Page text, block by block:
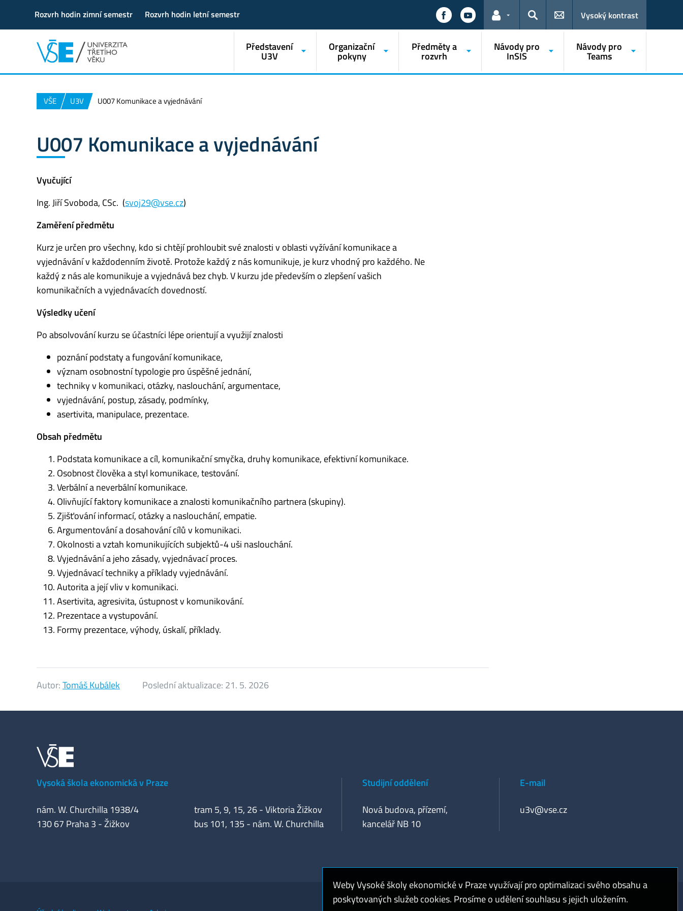
Rozvrh hodin zimní semestr Rozvrh hodin letní semestr
Odkazy pro uživatele
Hledat
Vysoký kontrast
Představení
U3V
Organizační
pokyny
Předměty a
rozvrh
Návody pro
InSIS
Návody pro
Teams
VŠE U3V U007 Komunikace a vyjednávání
U007 Komunikace a vyjednávání
Vyučující
Ing. Jiří Svoboda, CSc. (svoj29@vse.cz)
Zaměření předmětu
Kurz je určen pro všechny, kdo si chtějí prohloubit své znalosti v oblasti vyžívání komunikace a
vyjednávání v každodenním životě. Protože každý z nás komunikuje, je kurz vhodný pro každého. Ne
každý z nás ale komunikuje a vyjednává bez chyb. V kurzu jde především o zlepšení vašich
komunikačních a vyjednávacích dovedností.
Výsledky učení
Po absolvování kurzu se účastníci lépe orientují a využijí znalosti
poznání podstaty a fungování komunikace,
význam osobnostní typologie pro úspěšné jednání,
techniky v komunikaci, otázky, naslouchání, argumentace,
vyjednávání, postup, zásady, podmínky,
asertivita, manipulace, prezentace.
Obsah předmětu
Podstata komunikace a cíl, komunikační smyčka, druhy komunikace, efektivní komunikace.
Osobnost člověka a styl komunikace, testování.
Verbální a neverbální komunikace.
Olivňující faktory komunikace a znalosti komunikačního partnera (skupiny).
Zjišťování informací, otázky a naslouchání, empatie.
Argumentování a dosahování cílů v komunikaci.
Okolnosti a vztah komunikujících subjektů-4 uši naslouchání.
Vyjednávání a jeho zásady, vyjednávací proces.
Vyjednávací techniky a příklady vyjednávání.
Autorita a její vliv v komunikaci.
Asertivita, agresivita, ústupnost v komunikování.
Prezentace a vystupování.
Formy prezentace, výhody, úskalí, příklady.
Autor:Tomáš Kubálek Poslední aktualizace: 21. 5. 2026
Vysoká škola ekonomická v Praze
nám. W. Churchilla 1938/4
130 67 Praha 3 - Žižkov
tram 5, 9, 15, 26 - Viktoria Žižkov
bus 101, 135 - nám. W. Churchilla
Studijní oddělení
Nová budova, přízemí,
kancelář NB 10
E-mail
u3v@vse.cz
Weby Vysoké školy ekonomické v Praze využívají pro optimalizaci svého obsahu a
poskytovaných služeb cookies. Prosíme o udělení souhlasu s jejich uložením.